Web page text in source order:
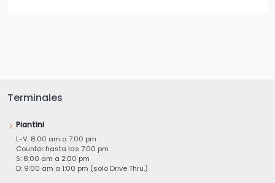
Terminales
Piantini
L-V: 8:00 am a 7:00 pm
Counter hasta las 7:00 pm
S: 8:00 am a 2:00 pm
D: 9:00 am a 1:00 pm (solo Drive Thru.)